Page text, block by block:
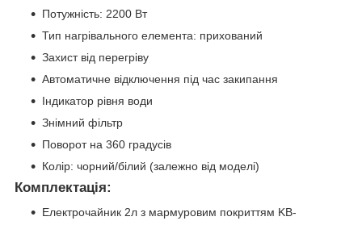
Потужність: 2200 Вт
Тип нагрівального елемента: прихований
Захист від перегріву
Автоматичне відключення під час закипання
Індикатор рівня води
Знімний фільтр
Поворот на 360 градусів
Колір: чорний/білий (залежно від моделі)
Комплектація:
Електрочайник 2л з мармуровим покриттям KB-